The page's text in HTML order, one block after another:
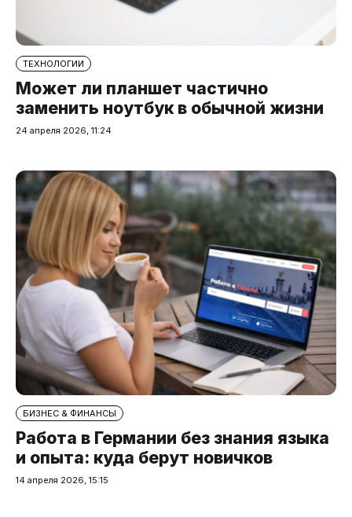
ТЕХНОЛОГИИ
Может ли планшет частично
заменить ноутбук в обычной жизни
24 апреля 2026, 11:24
БИЗНЕС & ФИНАНСЫ
Работа в Германии без знания языка
и опыта: куда берут новичков
14 апреля 2026, 15:15